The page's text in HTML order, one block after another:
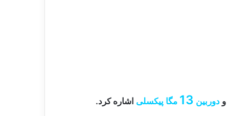
و دوربین 13 مگا پیکسلی اشاره کرد.